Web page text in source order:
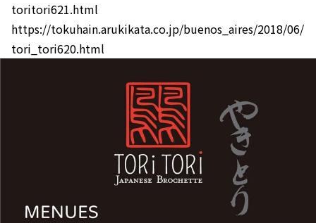
toritori621.html
https://tokuhain.arukikata.co.jp/buenos_aires/2018/06/
tori_tori620.html